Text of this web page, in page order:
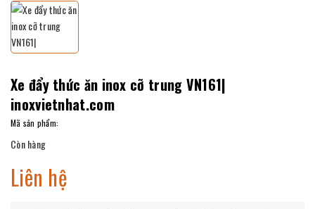
Xe đẩy thức ăn inox cỡ trung VN161|
inoxvietnhat.com
Mã sản phẩm:
Còn hàng
Liên hệ